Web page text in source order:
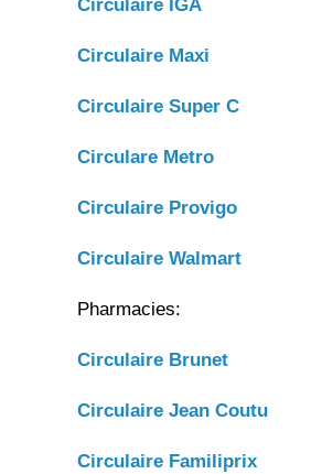
Circulaire IGA
Circulaire Maxi
Circulaire Super C
Circulare Metro
Circulaire Provigo
Circulaire Walmart
Pharmacies:
Circulaire Brunet
Circulaire Jean Coutu
Circulaire Familiprix